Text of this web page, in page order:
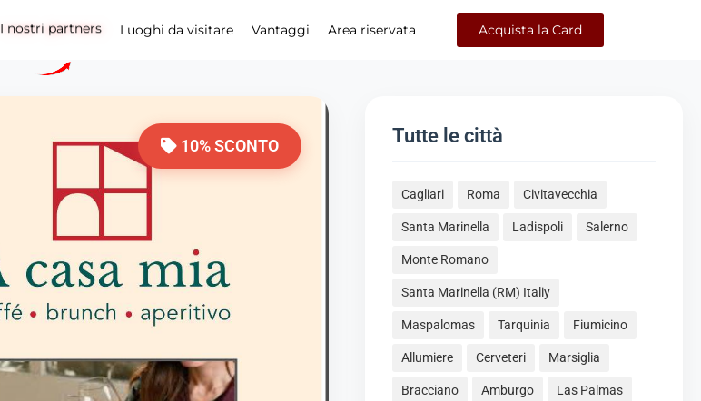
I nostri partners Luoghi da visitare Vantaggi Area riservata Acquista la Card
10% SCONTO Tutte le città
Cagliari Roma Civitavecchia
Santa Marinella Ladispoli Salerno
Monte Romano
Santa Marinella (RM) Italiy
Maspalomas Tarquinia Fiumicino
Allumiere Cerveteri Marsiglia
Bracciano Amburgo Las Palmas